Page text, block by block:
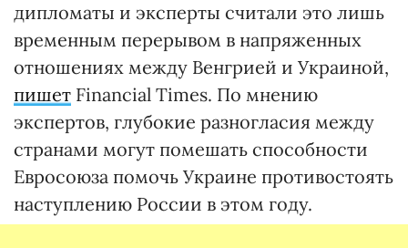
дипломаты и эксперты считали это лишь
временным перерывом в напряженных
отношениях между Венгрией и Украиной,
пишет Financial Times. По мнению
экспертов, глубокие разногласия между
странами могут помешать способности
Евросоюза помочь Украине противостоять
наступлению России в этом году.